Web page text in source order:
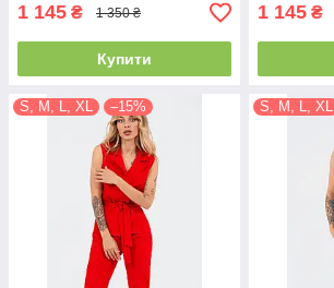
1 145 ₴ 1 350 ₴
Купити
1 145 ₴
S, M, L, XL –15% S, M, L, XL